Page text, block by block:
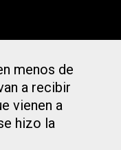
menos de
a recibir
vienen a
hizo la